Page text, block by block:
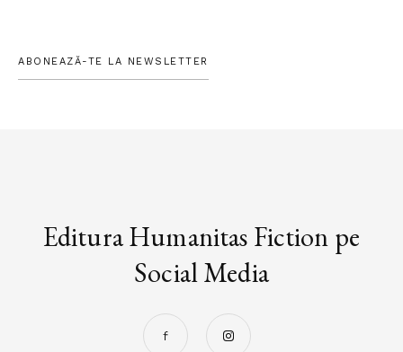
ABONEAZĂ-TE LA NEWSLETTER
Editura Humanitas Fiction pe
Social Media